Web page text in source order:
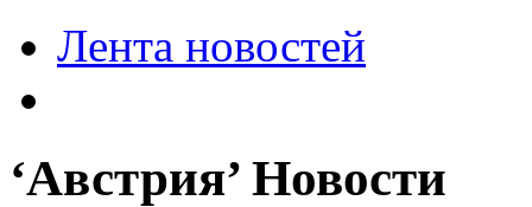
Лента новостей
‘Австрия’ Новости